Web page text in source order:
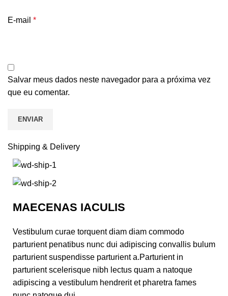
E-mail *
Salvar meus dados neste navegador para a próxima vez
que eu comentar.
Shipping & Delivery
MAECENAS IACULIS
Vestibulum curae torquent diam diam commodo
parturient penatibus nunc dui adipiscing convallis bulum
parturient suspendisse parturient a.Parturient in
parturient scelerisque nibh lectus quam a natoque
adipiscing a vestibulum hendrerit et pharetra fames